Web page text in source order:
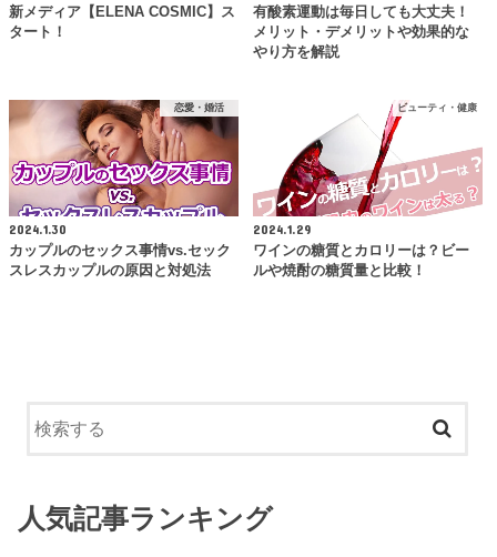
新メディア【ELENA COSMIC】ス
タート！
有酸素運動は毎日しても大丈夫！
メリット・デメリットや効果的な
やり方を解説
恋愛・婚活
2024.1.30
カップルのセックス事情vs.セック
スレスカップルの原因と対処法
ビューティ・健康
2024.1.29
ワインの糖質とカロリーは？ビー
ルや焼酎の糖質量と比較！
人気記事ランキング